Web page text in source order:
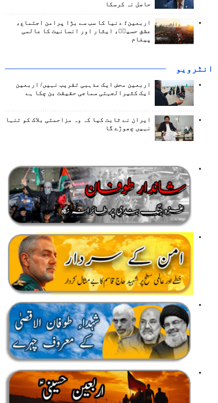
حاصل نہ کرسکا
اربعین؛ دنیا کا سب سے بڑا پرامن اجتماع،
عشق حسینؑ، ایثار اور انسانیت کا عالمی
پیغام
انٹرويو
اربعین محض ایک مذہبی تقریب نہیں/ اربعین
ایک کثیرالجہتی سماجی حقیقت بن چکا ہے
ایران نے ثابت کیا کہ وہ مزاحمتی بلاک کو تنہا
نہیں چھوڑے گا